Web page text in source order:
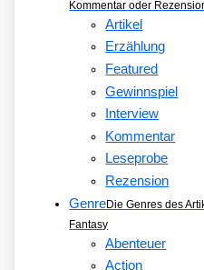
Kommentar oder
Artikel
Erzählung
Featured
Gewinnspiel
Interview
Kommentar
Leseprobe
Rezension
GenreDie Genres des
Fantasy
Abenteuer
Action